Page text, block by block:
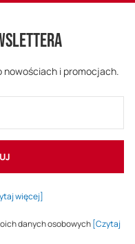
i promocjach.
więcej]
danych osobowych[Czytaj